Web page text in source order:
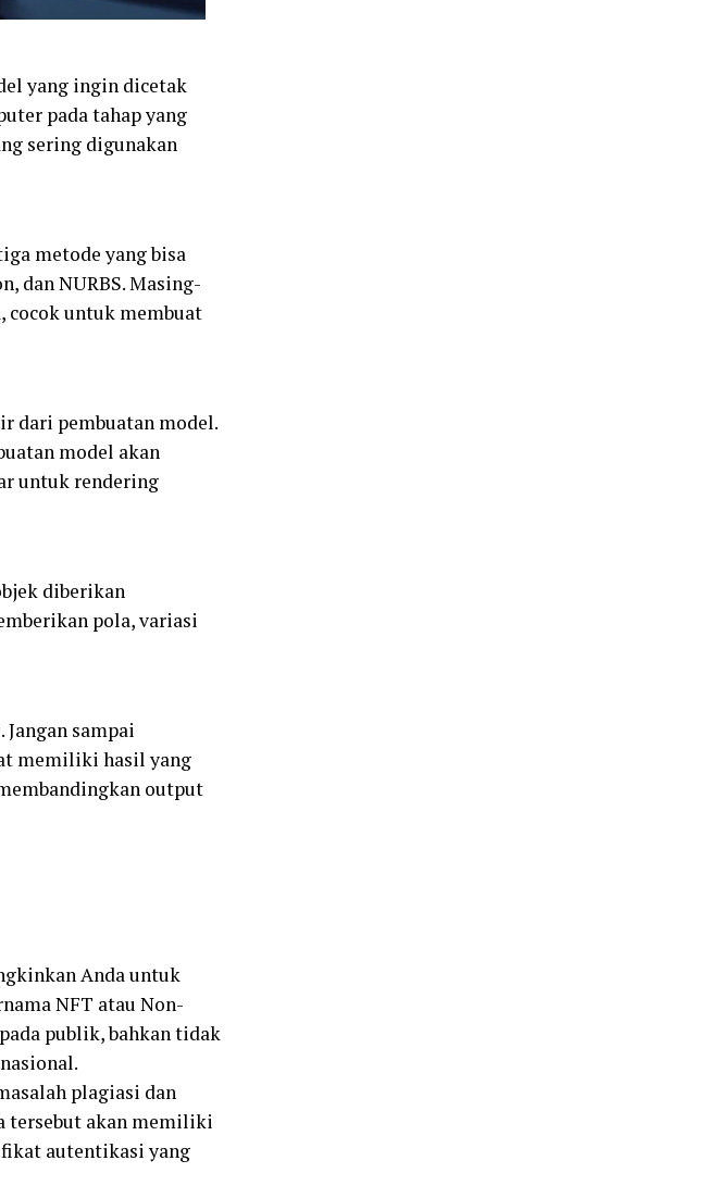
yang ingin dicetak
pada tahap yang
sering digunakan
metode yang bisa
dan NURBS. Masing-
cocok untuk membuat
dari pembuatan model.
model akan
untuk rendering
diberikan
pola, variasi
sampai
memiliki hasil yang
output
Anda untuk
NFT atau Non-
publik, bahkan tidak
plagiasi dan
tersebut akan memiliki
autentikasi yang